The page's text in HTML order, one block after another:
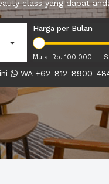
class yang dapat
Harga per Bulan
Mulai Rp. 100.000 -
WA +62-812-8900-